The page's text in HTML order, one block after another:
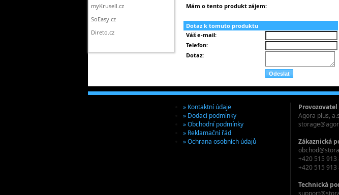
myKrusell.cz
SoEasy.cz
Direto.cz
Mám o tento produkt zájem:
Dotaz k tomuto produktu
Váš e-mail:
Telefon:
Dotaz:
Provozovatel
Agora plus,
Zákaznická
+420 515 913
+420 515 913
Technická
» Kontaktní údaje
» Dodací podmínky
» Obchodní podmínky
» Reklamační řád
» Ochrana osobních údajů